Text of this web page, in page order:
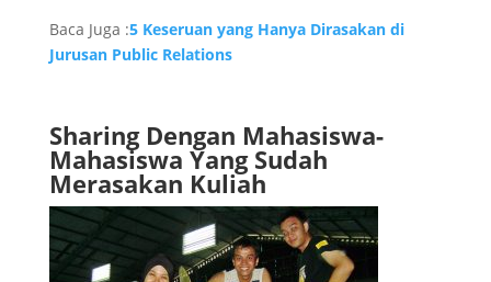
Baca Juga :5 Keseruan yang Hanya Dirasakan di
Jurusan Public Relations
Sharing Dengan Mahasiswa-
Mahasiswa Yang Sudah
Merasakan Kuliah